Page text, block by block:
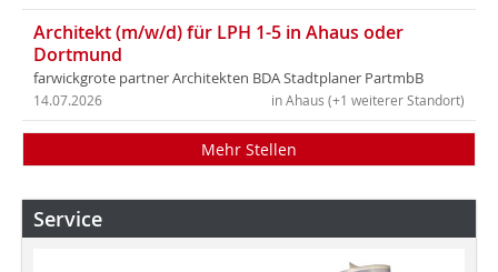
Architekt (m/w/d) für LPH 1-5 in Ahaus oder
Dortmund
farwickgrote partner Architekten BDA Stadtplaner PartmbB
in Ahaus (+1 weiterer Standort)
14.07.2026
Mehr Stellen
Service